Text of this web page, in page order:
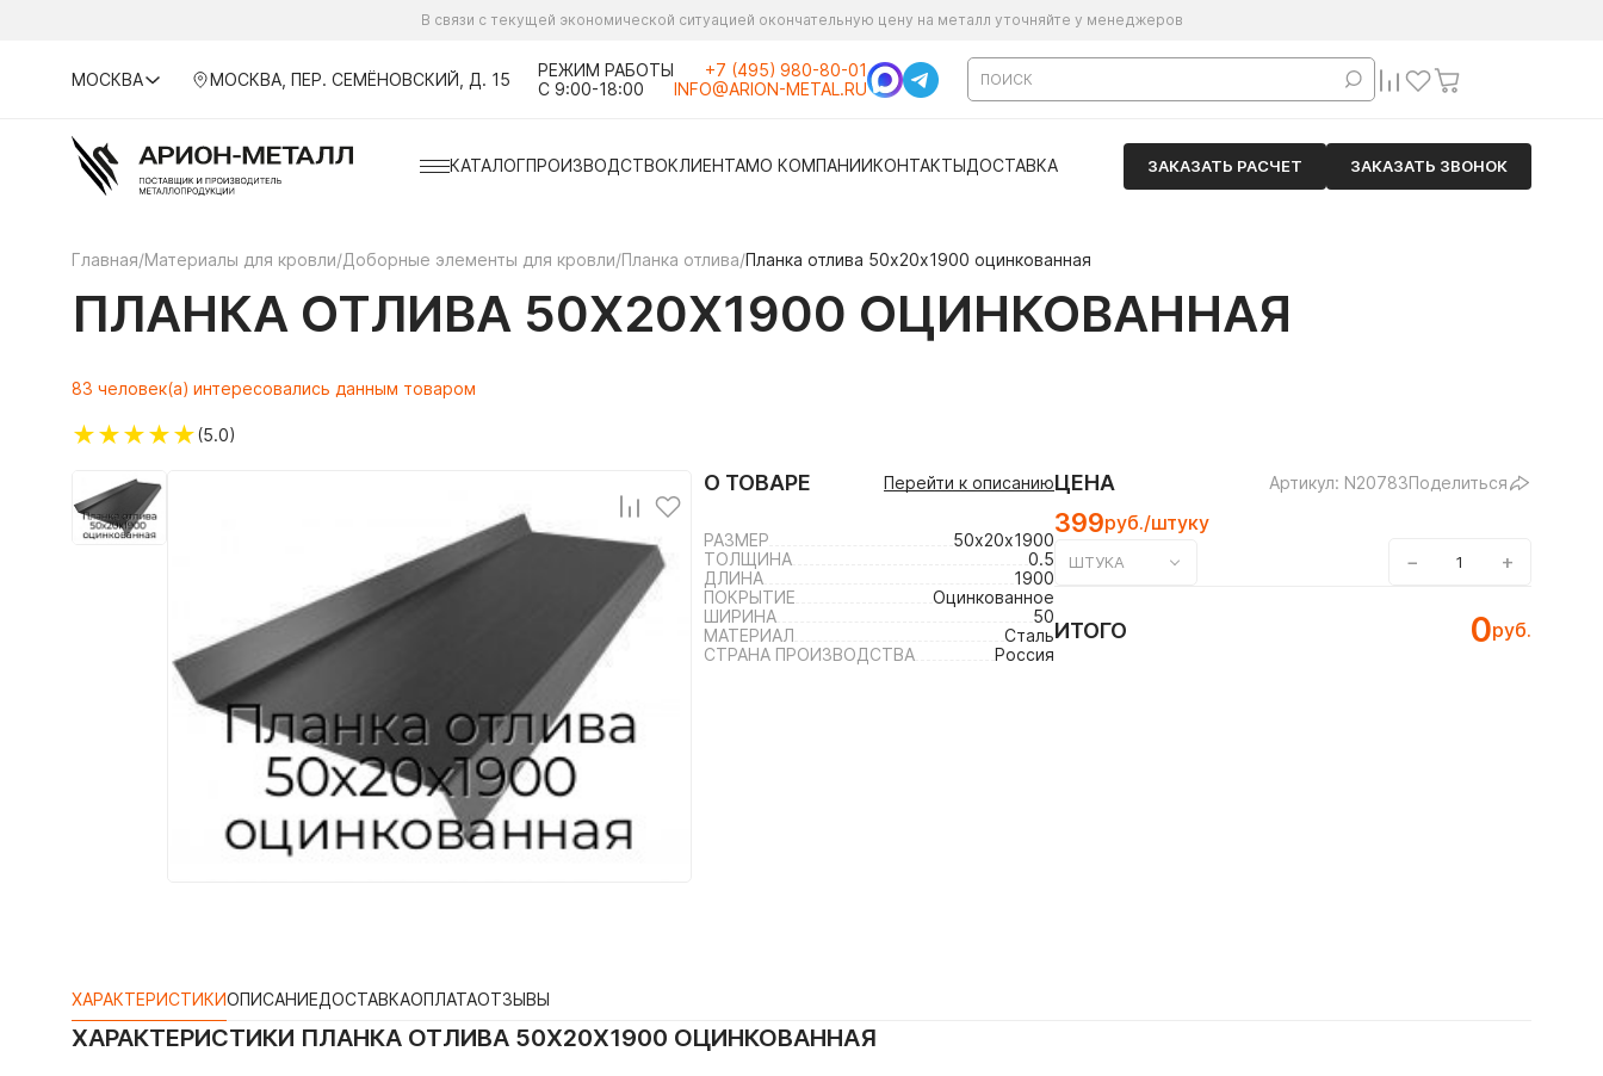
В связи с текущей экономической ситуацией окончательную цену на металл уточняйте у менеджеров
МОСКВА МОСКВА, ПЕР. СЕМЁНОВСКИЙ, Д. 15
РЕЖИМ РАБОТЫ
С 9:00-18:00
+7 (495) 980-80-01
INFO@ARION-METAL.RU
КАТАЛОГПРОИЗВОДСТВОКЛИЕНТАМО КОМПАНИИКОНТАКТЫДОСТАВКА ЗАКАЗАТЬ РАСЧЕТ ЗАКАЗАТЬ ЗВОНОК
Главная/Материалы для кровли/Доборные элементы для кровли/Планка отлива/Планка отлива 50х20х1900 оцинкованная
ПЛАНКА ОТЛИВА 50Х20Х1900 ОЦИНКОВАННАЯ
83 человек(а) интересовались данным товаром
★★★★★(5.0)
О ТОВАРЕ Перейти к описанию
РАЗМЕР
50х20х1900
ТОЛЩИНА
0.5
ДЛИНА
1900
ПОКРЫТИЕ
Оцинкованное
ШИРИНА
50
МАТЕРИАЛ
Сталь
СТРАНА ПРОИЗВОДСТВА
Россия
ЦЕНА Артикул: N20783Поделиться
399руб./штуку
ШТУКА − +
ИТОГО 0руб.
ХАРАКТЕРИСТИКИОПИСАНИЕДОСТАВКАОПЛАТАОТЗЫВЫ
ХАРАКТЕРИСТИКИ ПЛАНКА ОТЛИВА 50Х20Х1900 ОЦИНКОВАННАЯ